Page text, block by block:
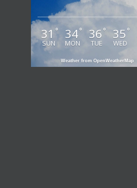
31 °
SUN
34°
MON
36 °
TUE
35 °
WED
Weather from OpenWeatherMap